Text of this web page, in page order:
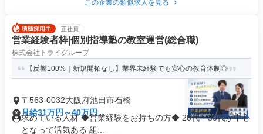
この企業の類似求人を見る
正社員
営業経験者枠|個別指導塾の教室運営(総合職)
株式会社トライグループ
【反響100%｜新規開拓なし】業界未経験でも安心の教育体制◎
〒563-0032大阪府池田市石橋
月給31万円～40万円
求めている人材 ◆営業経験をお持ちの方◆ 20代・30代が中心
となって活気ある 組...